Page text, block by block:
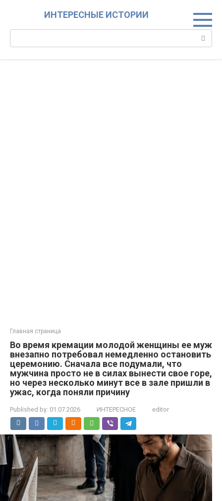
ИНТЕРЕСНЫЕ ИСТОРИИ
Главная страница
Во время кремации молодой женщины ее муж
внезапно потребовал немедленно остановить
церемонию. Сначала все подумали, что
мужчина просто не в силах вынести свое горе,
но через несколько минут все в зале пришли в
ужас, когда поняли причину
Published by: 01.07.2026 ИНТЕРЕСНОЕ editor